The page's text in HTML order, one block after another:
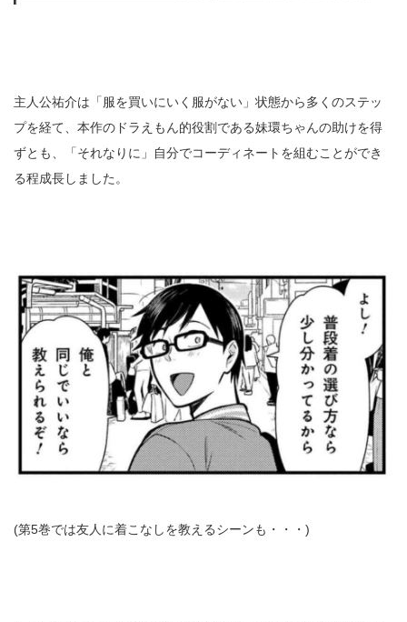
主人公祐介は「服を買いにいく服がない」状態から多くのステッ
プを経て、本作のドラえもん的役割である妹環ちゃんの助けを得
ずとも、「それなりに」自分でコーディネートを組むことができ
る程成長しました。
(第5巻では友人に着こなしを教えるシーンも・・・)